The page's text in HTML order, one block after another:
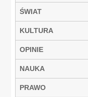
ŚWIAT
KULTURA
OPINIE
NAUKA
PRAWO